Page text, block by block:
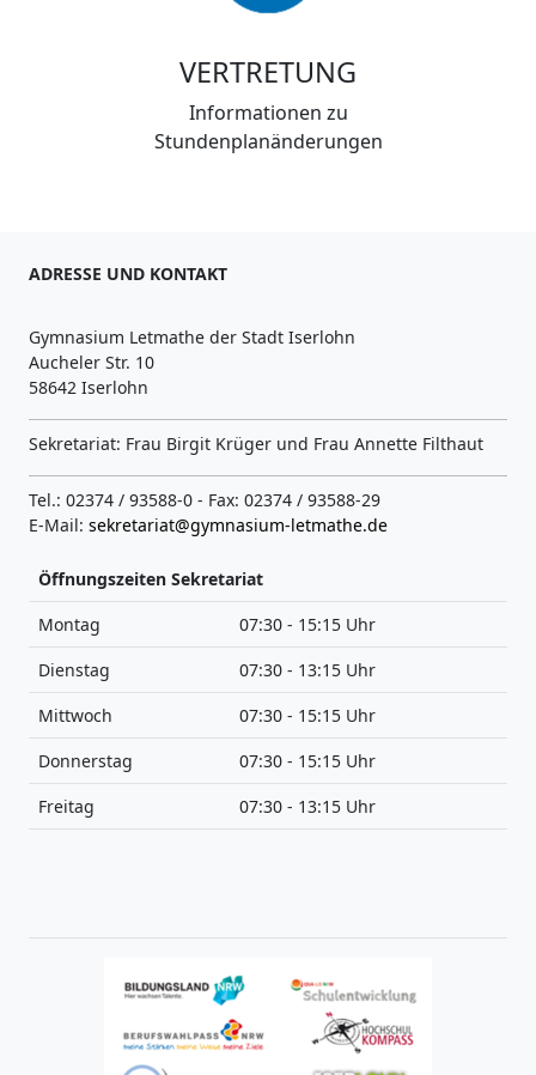
VERTRETUNG
Informationen zu
Stundenplanänderungen
ADRESSE UND KONTAKT
Gymnasium Letmathe der Stadt Iserlohn
Aucheler Str. 10
58642 Iserlohn
Sekretariat: Frau Birgit Krüger und Frau Annette Filthaut
Tel.: 02374 / 93588-0 - Fax: 02374 / 93588-29
E-Mail: sekretariat@gymnasium-letmathe.de
Öffnungszeiten Sekretariat
Montag
07:30 - 15:15 Uhr
Dienstag
07:30 - 13:15 Uhr
Mittwoch
07:30 - 15:15 Uhr
Donnerstag
07:30 - 15:15 Uhr
Freitag
07:30 - 13:15 Uhr